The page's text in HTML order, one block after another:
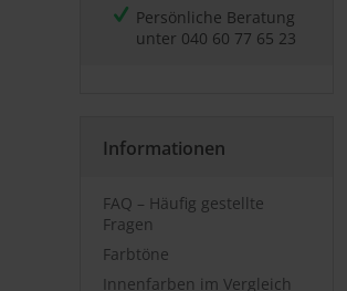
Persönliche Beratung
unter 040 60 77 65 23
Informationen
FAQ – Häufig gestellte
Fragen
Farbtöne
Innenfarben im Vergleich